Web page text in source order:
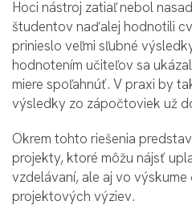
Hoci nástroj zatiaľ nebol
študentov naďalej hodnotili
prinieslo veľmi sľubné
hodnotením učiteľov sa
miere spoľahnúť. V praxi by
výsledky zo zápočtoviek už
Okrem tohto riešenia
projekty, ktoré môžu nájsť
vzdelávaní, ale aj vo
projektových výziev.